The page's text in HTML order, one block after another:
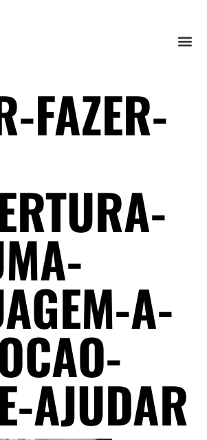
FAZER-
A-
AJUDAR